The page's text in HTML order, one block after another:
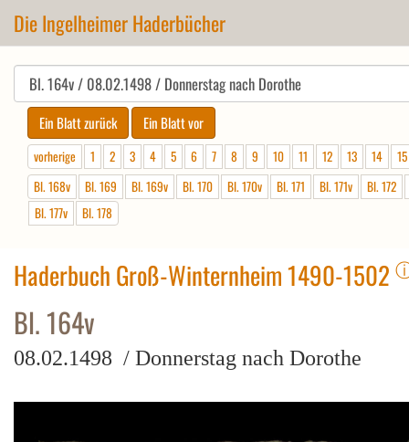
Die Ingelheimer Haderbücher
vorherige 1 2 3 4 5 6 7 8 9 10 11 12 13 14
15
Bl. 168v
Bl. 169 Bl. 169v Bl. 170 Bl. 170v Bl. 171 Bl. 171v
Bl. 172
Bl. 177v
Bl. 178
Haderbuch Groß-Winternheim 1490-1502
Bl. 164v
08.02.1498 / Donnerstag nach Dorothe